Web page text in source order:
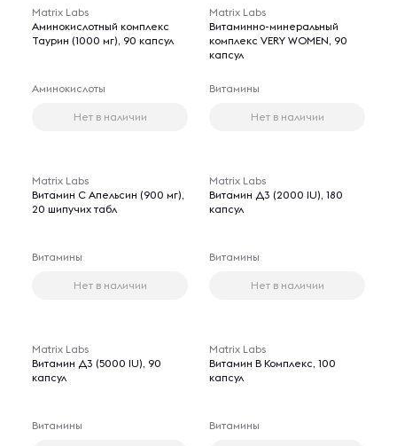
Matrix Labs
Аминокислотный комплекс
Таурин (1000 мг), 90 капсул
Аминокислоты
Нет в наличии
Matrix Labs
Витаминно-минеральный
комплекс VERY WOMEN, 90
капсул
Витамины
Нет в наличии
Matrix Labs
Витамин С Апельсин (900 мг),
20 шипучих табл
Витамины
Нет в наличии
Matrix Labs
Витамин Д3 (2000 IU), 180
капсул
Витамины
Нет в наличии
Matrix Labs
Витамин Д3 (5000 IU), 90
капсул
Витамины
Matrix Labs
Витамин В Комплекс, 100
капсул
Витамины